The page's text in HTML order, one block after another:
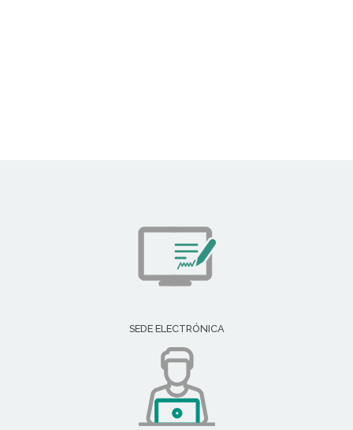
SEDE ELECTRÓNICA